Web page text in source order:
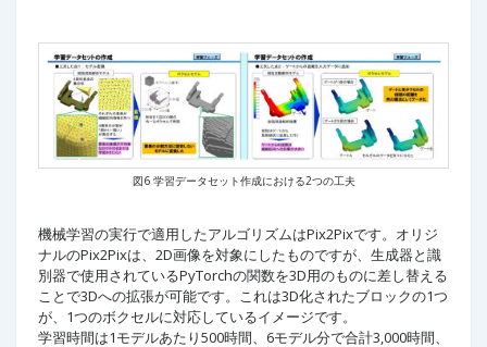
図6 学習データセット作成における2つの工夫
機械学習の実行で適用したアルゴリズムはPix2Pixです。オリジ
ナルのPix2Pixは、2D画像を対象にしたものですが、生成器と識
別器で使用されているPyTorchの関数を3D用のものに差し替える
ことで3Dへの拡張が可能です。これは3D化されたブロックの1つ
が、1つのボクセルに対応しているイメージです。
学習時間は1モデルあたり500時間、6モデル分で合計3,000時間、